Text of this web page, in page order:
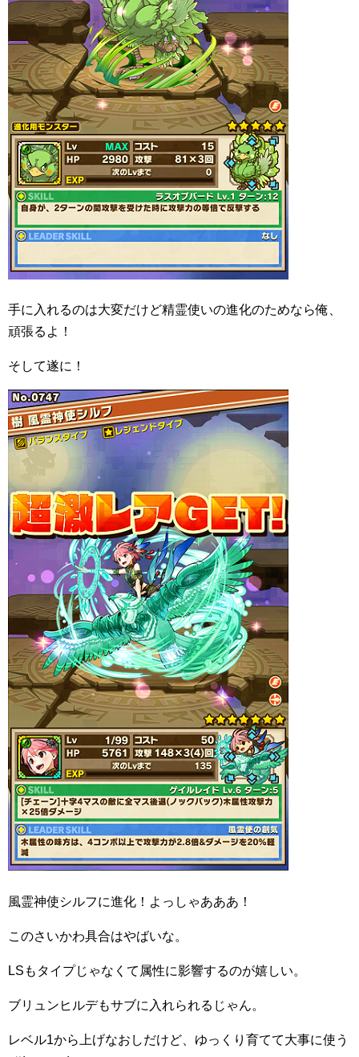
手に入れるのは大変だけど精霊使いの進化のためなら俺、
頑張るよ！
そして遂に！
風霊神使シルフに進化！よっしゃあああ！
このさいかわ具合はやばいな。
LSもタイプじゃなくて属性に影響するのが嬉しい。
ブリュンヒルデもサブに入れられるじゃん。
レベル1から上げなおしだけど、ゆっくり育てて大事に使う